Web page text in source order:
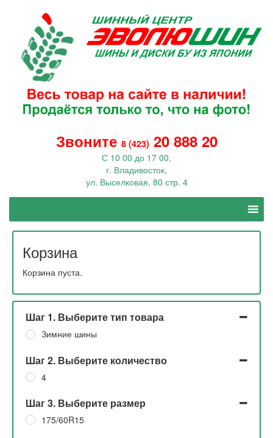
Звоните 8 (423) 20 888 20
С 10 00 до 17 00,
г. Владивосток,
ул. Выселковая, 80 стр. 4
Корзина
Корзина пуста.
Шаг 1. Выберите тип товара
Зимние шины
Шаг 2. Выберите количество
4
Шаг 3. Выберите размер
175/60R15